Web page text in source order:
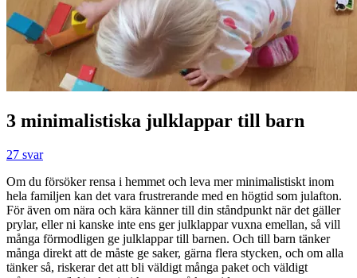
3 minimalistiska julklappar till barn
27 svar
Om du försöker rensa i hemmet och leva mer minimalistiskt inom
hela familjen kan det vara frustrerande med en högtid som julafton.
För även om nära och kära känner till din ståndpunkt när det gäller
prylar, eller ni kanske inte ens ger julklappar vuxna emellan, så vill
många förmodligen ge julklappar till barnen. Och till barn tänker
många direkt att de måste ge saker, gärna flera stycken, och om alla
tänker så, riskerar det att bli väldigt många paket och väldigt